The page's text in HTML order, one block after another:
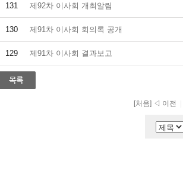
131 제92차 이사회 개최알림
130 제91차 이사회 회의록 공개
129 제91차 이사회 결과보고
[처음] ◁ 이전